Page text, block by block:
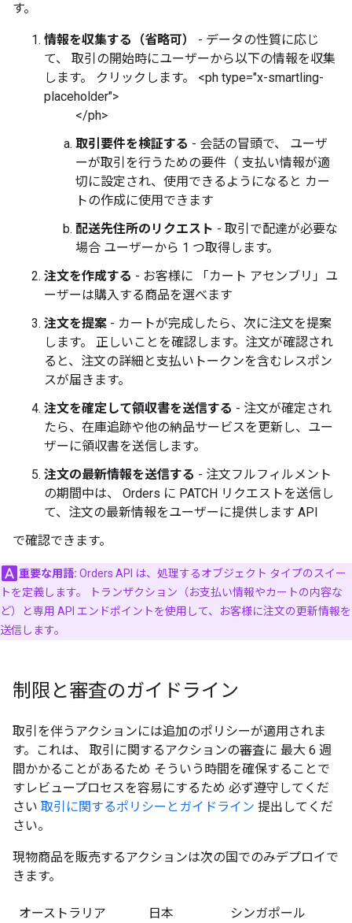
す。
情報を収集する（省略可）
- データの性質に応じ
て、 取引の開始時にユーザーから以下の情報を収集
します。 クリックします。 <ph type="x-smartling-
placeholder">
</ph>
取引要件を検証する - 会話の冒頭で、 ユーザ
ーが取引を行うための要件（ 支払い情報が適
切に設定され、使用できるようになると カー
トの作成に使用できます
配送先住所のリクエスト - 取引で配達が必要な
場合 ユーザーから 1 つ取得します。
注文を作成する - お客様に 「カート アセンブリ」ユ
ーザーは購入する商品を選べます
注文を提案 - カートが完成したら、次に注文を提案
します。 正しいことを確認します。注文が確認され
ると、注文の詳細と支払いトークンを含むレスポン
スが届きます。
注文を確定して領収書を送信する - 注文が確定され
たら、在庫追跡や他の納品サービスを更新し、ユー
ザーに領収書を送信します。
注文の最新情報を送信する - 注文フルフィルメント
の期間中は、 Orders に PATCH リクエストを送信し
て、注文の最新情報をユーザーに提供します API
で確認できます。
重要な用語: Orders API は、処理するオブジェクト タイプのスイー
トを定義します。 トランザクション（お支払い情報やカートの内容な
ど）と専用 API エンドポイントを使用して、お客様に注文の更新情報を
送信します。
制限と審査のガイドライン
取引を伴うアクションには追加のポリシーが適用されま
す。これは、 取引に関するアクションの審査に 最大 6 週
間かかることがあるため そういう時間を確保することで
すレビュープロセスを容易にするため 必ず遵守してくだ
さい 取引に関するポリシーとガイドライン 提出してくだ
さい。
現物商品を販売するアクションは次の国でのみデプロイで
きます。
オーストラリア
日本
シンガポール